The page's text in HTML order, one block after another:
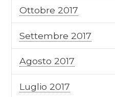
Ottobre 2017
Settembre 2017
Agosto 2017
Luglio 2017